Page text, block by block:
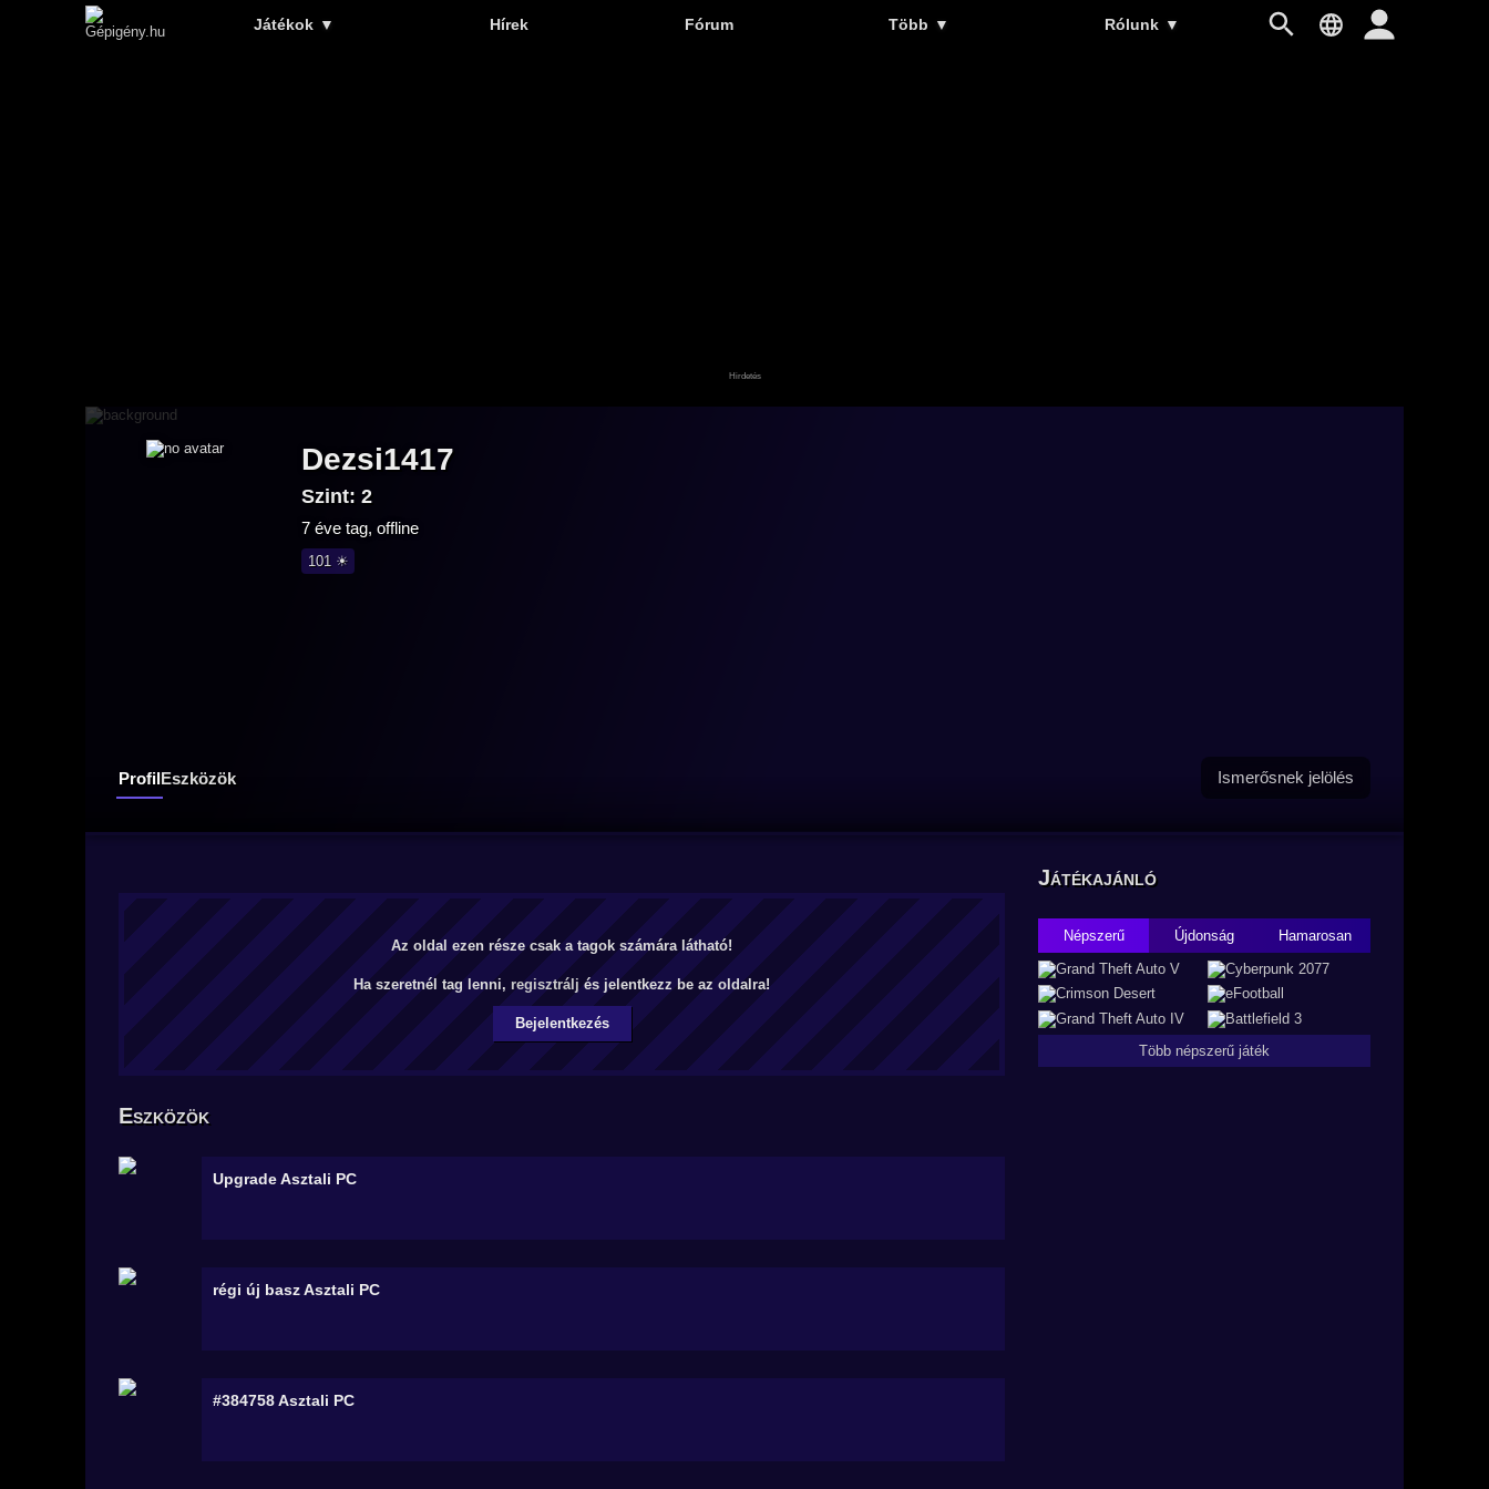
Játékok ▼ Hírek Fórum Több ▼ Rólunk ▼
Dezsi1417
Szint: 2
7 éve tag, offline
101 ☀
ProfilEszközök Ismerősnek jelölés
Az oldal ezen része csak a tagok számára látható!
Ha szeretnél tag lenni, regisztrálj és jelentkezz be az oldalra!
Bejelentkezés
Eszközök
UpgradeAsztali PC
régi új baszAsztali PC
#384758Asztali PC
Játékajánló
Népszerű Újdonság Hamarosan
Több népszerű játék